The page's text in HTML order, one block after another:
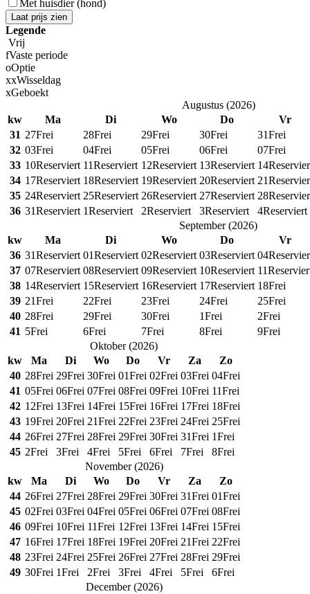
Met huisdier (hond)
Laat prijs zien
Legende
Vrij
fVaste periode
oOptie
xxWisseldag
xGeboekt
Augustus(2026)
kw
Ma Di Wo Do
Vr
31 27Frei 28Frei 29Frei 30Frei 31Frei
32 03Frei 04Frei 05Frei 06Frei 07Frei
33 10Reserviert 11Reserviert 12Reserviert 13Reserviert 14
34 17Reserviert 18Reserviert 19Reserviert 20Reserviert 21
35 24Reserviert 25Reserviert 26Reserviert 27Reserviert 28
36 31Reserviert 1Reserviert 2Reserviert 3Reserviert 4Reserviert
September(2026)
kw
Ma Di Wo Do
Vr
36 31Reserviert 01Reserviert 02Reserviert 03Reserviert 04
37 07Reserviert 08Reserviert 09Reserviert 10Reserviert 11
38 14Reserviert 15Reserviert 16Reserviert 17Reserviert 18Frei
39 21Frei 22Frei 23Frei 24Frei 25Frei
40 28Frei 29Frei 30Frei 1Frei 2Frei
41 5Frei 6Frei 7Frei 8Frei 9Frei
Oktober(2026)
kw
Ma Di Wo Do Vr Za
Zo
40 28Frei 29Frei 30Frei 01Frei 02Frei 03Frei 04Frei
41 05Frei 06Frei 07Frei 08Frei 09Frei 10Frei 11Frei
42 12Frei 13Frei 14Frei 15Frei 16Frei 17Frei 18Frei
43 19Frei 20Frei 21Frei 22Frei 23Frei 24Frei 25Frei
44 26Frei 27Frei 28Frei 29Frei 30Frei 31Frei 1Frei
45 2Frei 3Frei 4Frei 5Frei 6Frei 7Frei 8Frei
November(2026)
kw
Ma Di Wo Do Vr Za
Zo
44 26Frei 27Frei 28Frei 29Frei 30Frei 31Frei 01Frei
45 02Frei 03Frei 04Frei 05Frei 06Frei 07Frei 08Frei
46 09Frei 10Frei 11Frei 12Frei 13Frei 14Frei 15Frei
47 16Frei 17Frei 18Frei 19Frei 20Frei 21Frei 22Frei
48 23Frei 24Frei 25Frei 26Frei 27Frei 28Frei 29Frei
49 30Frei 1Frei 2Frei 3Frei 4Frei 5Frei 6Frei
December(2026)